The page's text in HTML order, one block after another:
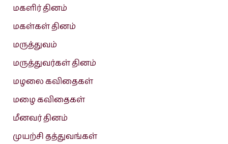
மகளிர் தினம்
மகள்கள் தினம்
மருத்துவம்
மருத்துவர்கள் தினம்
மழலை கவிதைகள்
மழை கவிதைகள்
மீனவர் தினம்
முயற்சி தத்துவங்கள்